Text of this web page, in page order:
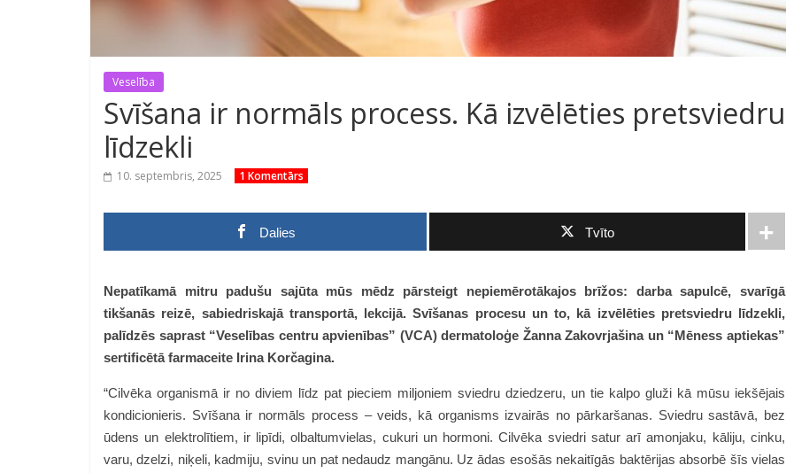
Veselība
Svīšana ir normāls process. Kā izvēlēties pretsviedru
līdzekli
10. septembris, 2025 1 Komentārs
Dalies Tvīto
Nepatīkamā mitru padušu sajūta mūs mēdz pārsteigt nepiemērotākajos brīžos: darba sapulcē, svarīgā
tikšanās reizē, sabiedriskajā transportā, lekcijā. Svīšanas procesu un to, kā izvēlēties pretsviedru līdzekli,
palīdzēs saprast “Veselības centru apvienības” (VCA) dermatoloģe Žanna Zakovrjašina un “Mēness aptiekas”
sertificētā farmaceite Irina Korčagina.
“Cilvēka organismā ir no diviem līdz pat pieciem miljoniem sviedru dziedzeru, un tie kalpo gluži kā mūsu iekšējais
kondicionieris. Svīšana ir normāls process – veids, kā organisms izvairās no pārkaršanas. Sviedru sastāvā, bez
ūdens un elektrolītiem, ir lipīdi, olbaltumvielas, cukuri un hormoni. Cilvēka sviedri satur arī amonjaku, kāliju, cinku,
varu, dzelzi, niķeli, kadmiju, svinu un pat nedaudz mangānu. Uz ādas esošās nekaitīgās baktērijas absorbē šīs vielas